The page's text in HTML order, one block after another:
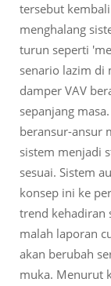
tersebut
menghalang
turun seperti
senario lazim di
damper VAV
sepanjang
beransur-ansur
sistem menjadi
sesuai. Sistem
konsep ini ke
trend kehadiran
malah laporan
akan berubah
muka. Menurut